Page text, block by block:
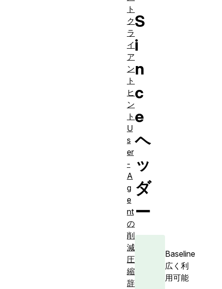
S
i
n
c
e
ヘ
ッ
ダ
ー
Baseline
広く利
用可能
ト
ク
ラ
イ
ア
ン
ト
ヒ
ン
ト
U
s
er
-
A
g
e
nt
の
削
減
圧
縮
辞